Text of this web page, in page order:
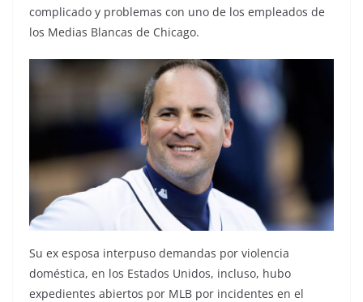
complicado y problemas con uno de los empleados de
los Medias Blancas de Chicago.
Su ex esposa interpuso demandas por violencia
doméstica, en los Estados Unidos, incluso, hubo
expedientes abiertos por MLB por incidentes en el